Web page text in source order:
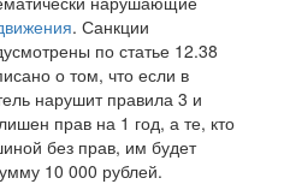
. Санкции
по статье 12.38
о том, что если в
нарушит правила 3 и
прав на 1 год, а те, кто
без прав, им будет
10 000 рублей.